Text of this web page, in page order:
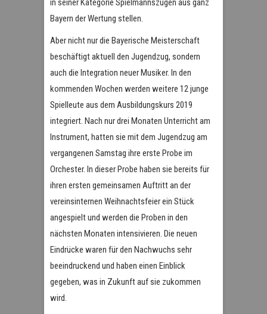
in seiner Kategorie Spielmannszügen aus ganz
Bayern der Wertung stellen.
Aber nicht nur die Bayerische Meisterschaft
beschäftigt aktuell den Jugendzug, sondern
auch die Integration neuer Musiker. In den
kommenden Wochen werden weitere 12 junge
Spielleute aus dem Ausbildungskurs 2019
integriert. Nach nur drei Monaten Unterricht am
Instrument, hatten sie mit dem Jugendzug am
vergangenen Samstag ihre erste Probe im
Orchester. In dieser Probe haben sie bereits für
ihren ersten gemeinsamen Auftritt an der
vereinsinternen Weihnachtsfeier ein Stück
angespielt und werden die Proben in den
nächsten Monaten intensivieren. Die neuen
Eindrücke waren für den Nachwuchs sehr
beeindruckend und haben einen Einblick
gegeben, was in Zukunft auf sie zukommen
wird.